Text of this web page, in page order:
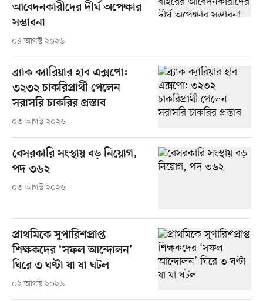
আবেদনকারীদের দীর্ঘ অপেক্ষার
সম্ভাবনা
০৪ আগস্ট ২০২৬
ব্র্যাক ক্যারিয়ার হাব এক্সপো:
৩২৩২ চাকরিপ্রার্থী পেলেন
সরাসরি চাকরির প্রস্তাব
০৩ আগস্ট ২০২৬
বেসরকারি সংস্থায় বড় নিয়োগ,
পদ ৩৬২
০৩ আগস্ট ২০২৬
প্রাথমিকে সুপারিশপ্রাপ্ত
শিক্ষকদের ‘সফল আন্দোলন’
ঘিরে ৩ ঘণ্টা যা যা ঘটল
০২ আগস্ট ২০২৬